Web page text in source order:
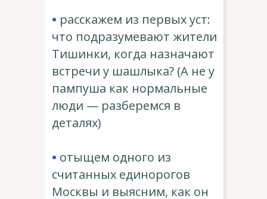
• расскажем из первых уст:
что подразумевают жители
Тишинки, когда назначают
встречи у шашлыка? (А не у
пампуша как нормальные
люди — разберемся в
деталях)
• отыщем одного из
считанных единорогов
Москвы и выясним, как он